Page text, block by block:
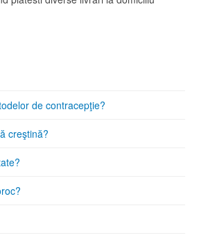
de contracepţie?
creştină?